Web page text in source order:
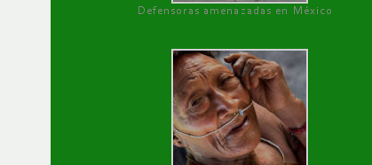
Defensoras amenazadas en México